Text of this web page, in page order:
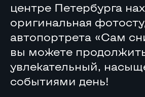
центре Петербурга
оригинальная
автопортрета «Сам
вы можете
увлекательный,
событиями день!